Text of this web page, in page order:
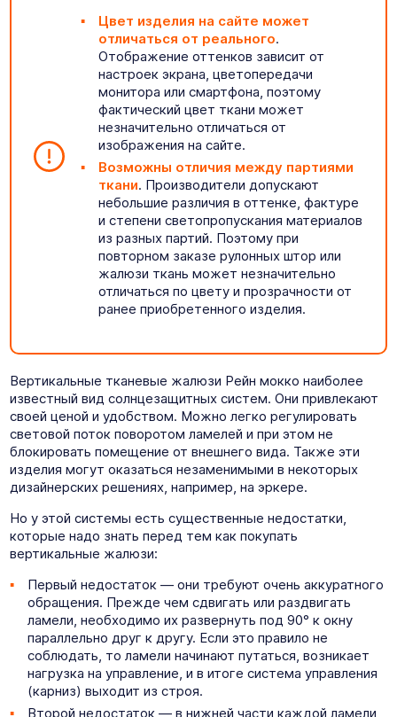
Цвет изделия на сайте может
отличаться от реального.
Отображение оттенков зависит от
настроек экрана, цветопередачи
монитора или смартфона, поэтому
фактический цвет ткани может
незначительно отличаться от
изображения на сайте.
Возможны отличия между партиями
ткани. Производители допускают
небольшие различия в оттенке, фактуре
и степени светопропускания материалов
из разных партий. Поэтому при
повторном заказе рулонных штор или
жалюзи ткань может незначительно
отличаться по цвету и прозрачности от
ранее приобретенного изделия.
Вертикальные тканевые жалюзи Рейн мокко наиболее
известный вид солнцезащитных систем. Они привлекают
своей ценой и удобством. Можно легко регулировать
световой поток поворотом ламелей и при этом не
блокировать помещение от внешнего вида. Также эти
изделия могут оказаться незаменимыми в некоторых
дизайнерских решениях, например, на эркере.
Но у этой системы есть существенные недостатки,
которые надо знать перед тем как покупать
вертикальные жалюзи:
Первый недостаток — они требуют очень аккуратного
обращения. Прежде чем сдвигать или раздвигать
ламели, необходимо их развернуть под 90° к окну
параллельно друг к другу. Если это правило не
соблюдать, то ламели начинают путаться, возникает
нагрузка на управление, и в итоге система управления
(карниз) выходит из строя.
Второй недостаток — в нижней части каждой ламели